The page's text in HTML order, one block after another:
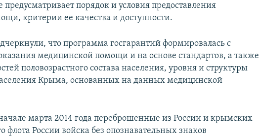
предусматривает порядок и условия предоставления
критерии ее качества и доступности.
что программа госгарантий формировалась с
медицинской помощи и на основе стандартов, а также
половозрастного состава населения, уровня и структуры
Крыма, основанных на данных медицинской
марта 2014 года переброшенные из России и крымских
флота России войска без опознавательных знаков